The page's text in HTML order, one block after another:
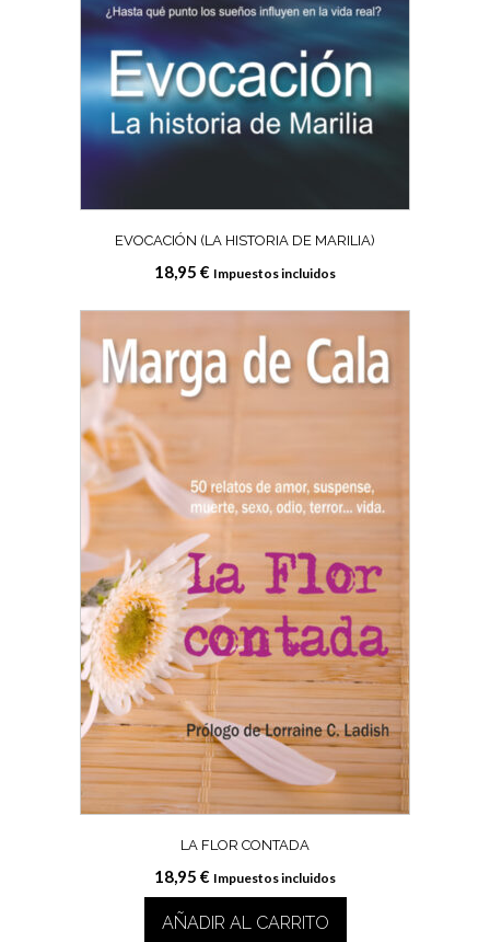
EVOCACIÓN (LA HISTORIA DE MARILIA)
18,95 € Impuestos incluidos
LA FLOR CONTADA
18,95 € Impuestos incluidos
AÑADIR AL CARRITO